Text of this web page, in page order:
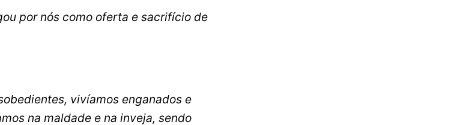
por nós como oferta e sacrifício de
vivíamos enganados e
na maldade e na inveja, sendo